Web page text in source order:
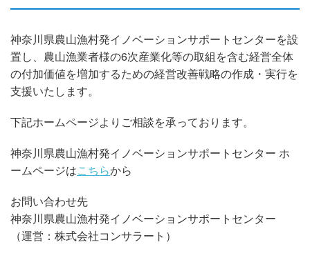
神奈川県農山漁村発イノベーションサポートセンターを設
置し、農山漁業者様の6次産業化等の取組を含む経営全体
の付加価値を増加するための経営改善戦略の作成・実行を
支援いたします。
下記ホームページよりご相談を承っております。
神奈川県農山漁村発イノベーションサポートセンター ホ
ームページはこちらから
お問い合わせ先
神奈川県農山漁村発イノベーションサポートセンター
（運営：株式会社コンサラート）